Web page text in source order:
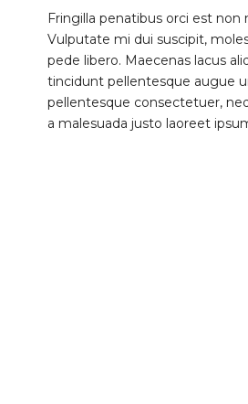
Fringilla penatibus orci est non
Vulputate mi dui suscipit,
pede libero. Maecenas lacus
tincidunt pellentesque augue
pellentesque consectetuer,
a malesuada justo laoreet